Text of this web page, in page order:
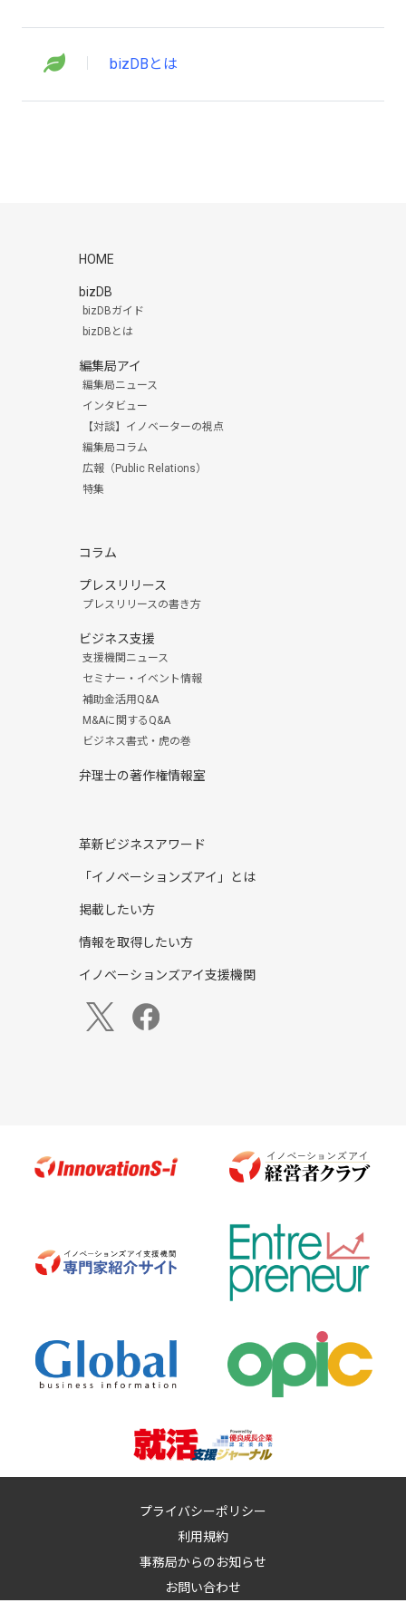
bizDBとは
HOME
bizDB
bizDBガイド
bizDBとは
編集局アイ
編集局ニュース
インタビュー
【対談】イノベーターの視点
編集局コラム
広報（Public Relations）
特集
コラム
プレスリリース
プレスリリースの書き方
ビジネス支援
支援機関ニュース
セミナー・イベント情報
補助金活用Q&A
M&Aに関するQ&A
ビジネス書式・虎の巻
弁理士の著作権情報室
革新ビジネスアワード
「イノベーションズアイ」とは
掲載したい方
情報を取得したい方
イノベーションズアイ支援機関
プライバシーポリシー
利用規約
事務局からのお知らせ
お問い合わせ